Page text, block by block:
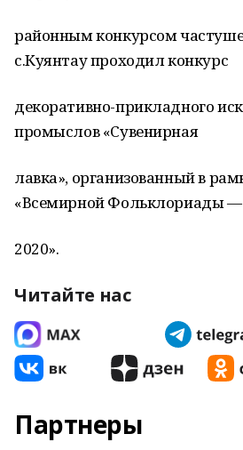
районным конкурсом
с.Куянтау проходил конкурс
декоративно-прикладного
промыслов «Сувенирная
лавка», организованный в
«Всемирной Фольклориады —
2020».
Читайте нас
Партнеры